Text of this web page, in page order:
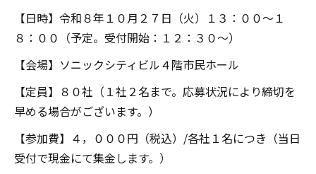
【日時】令和８年１０月２７日（火）１３：００～１
８：００（予定。受付開始：１２：３０～）
【会場】ソニックシティビル４階市民ホール
【定員】８０社（１社２名まで。応募状況により締切を
早める場合がございます。）
【参加費】４，０００円（税込）/各社１名につき（当日
受付で現金にて集金します。）